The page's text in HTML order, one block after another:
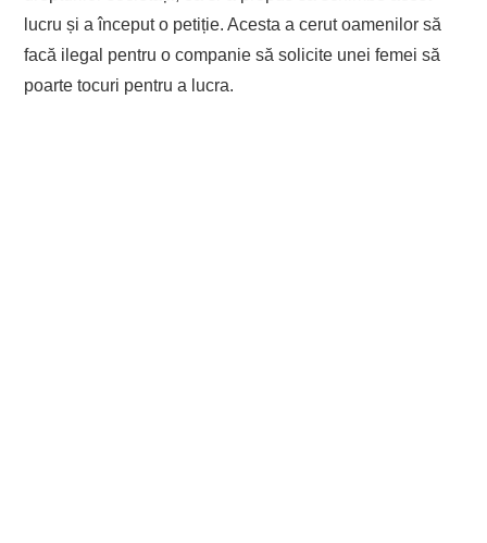
lucru și a început o petiție. Acesta a cerut oamenilor să
facă ilegal pentru o companie să solicite unei femei să
poarte tocuri pentru a lucra.